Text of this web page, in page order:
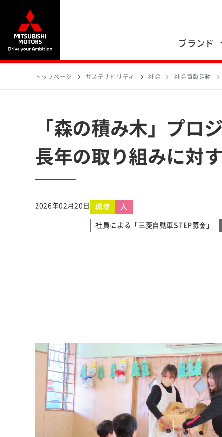
ブランド
トップページ サステナビリティ 社会 社会貢献活動
「森の積み木」プロ
長年の取り組みに対
2026年02月20日 環境 人
社員による「三菱自動車STEP募金」